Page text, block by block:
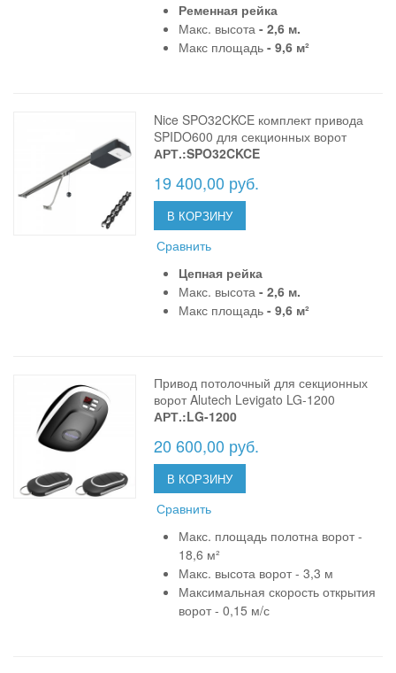
Ременная рейка
Макс. высота - 2,6 м.
Макс площадь - 9,6 м²
Nice SPO32CKCE комплект привода
SPIDO600 для секционных ворот
АРТ.:SPO32CKCE
19 400,00 руб.
В КОРЗИНУ
Сравнить
Цепная рейка
Макс. высота - 2,6 м.
Макс площадь - 9,6 м²
Привод потолочный для секционных
ворот Alutech Levigato LG-1200
АРТ.:LG-1200
20 600,00 руб.
В КОРЗИНУ
Сравнить
Макс. площадь полотна ворот -
18,6 м²
Макс. высота ворот - 3,3 м
Максимальная скорость открытия
ворот -0,15 м/с